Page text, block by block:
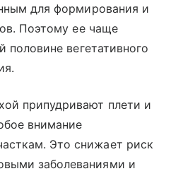
для формирования и
Поэтому ее чаще
половине вегетативного
припудривают плети и
внимание
Это снижает риск
заболеваниями и